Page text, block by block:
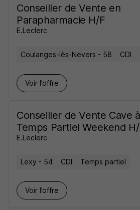
Conseiller de Vente en
Parapharmacie H/F
E.Leclerc
Coulanges-lès-Nevers - 58 CDI
Voir l’offre
Conseiller de Vente Cave
Temps Partiel Weekend
E.Leclerc
Lexy - 54 CDI Temps partiel
Voir l’offre